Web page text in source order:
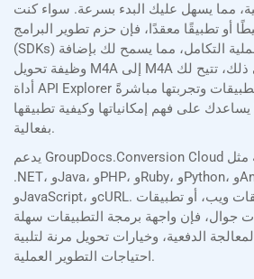
مما يسهل عليك البدء بسرعة. سواء كنت
أو تطبيقًا معقدًا، فإن حزم تطوير البرامج
(SDKs) الخاصة بنا تُبسط عملية التكامل، مما يسمح لك بإضافة
وظيفة تحويل M4A إلى M4A بأقل جهد. بالإضافة إلى ذلك، تتيح لك
أداة API Explorer اختبار واجهة برمجة التطبيقات وتجربتها مباشرةً
على فهم إمكانياتها وكيفية تطبيقها
بفعالية.
يدعم GroupDocs.Conversion Cloud جميع المنصات الرئيسية مثل
.NET، وJava، وPHP، وRuby، وPython، وAndroid، وGo،
وJavaScript، وcURL. سواء كنت تُنشئ تطبيقات ويب، أو تطبيقات
جوال، فإن واجهة برمجة التطبيقات سهلة
الدفعية، وخيارات تحويل مرنة لتلبية
احتياجات التطوير العملية.